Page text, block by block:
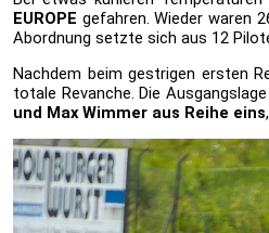
EUROPE gefahren. Wieder waren
Abordnung setzte sich aus 12
Nachdem beim gestrigen ersten
totale Revanche. Die
und Max Wimmer aus Reihe eins